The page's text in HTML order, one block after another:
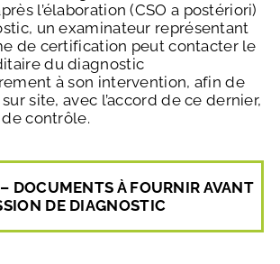
l’élaboration (CSO a postériori)
un examinateur représentant
de certification peut contacter le
du diagnostic
à son intervention, afin de
site, avec l’accord de ce dernier,
contrôle.
DOCUMENTS À FOURNIR AVANT
DE DIAGNOSTIC